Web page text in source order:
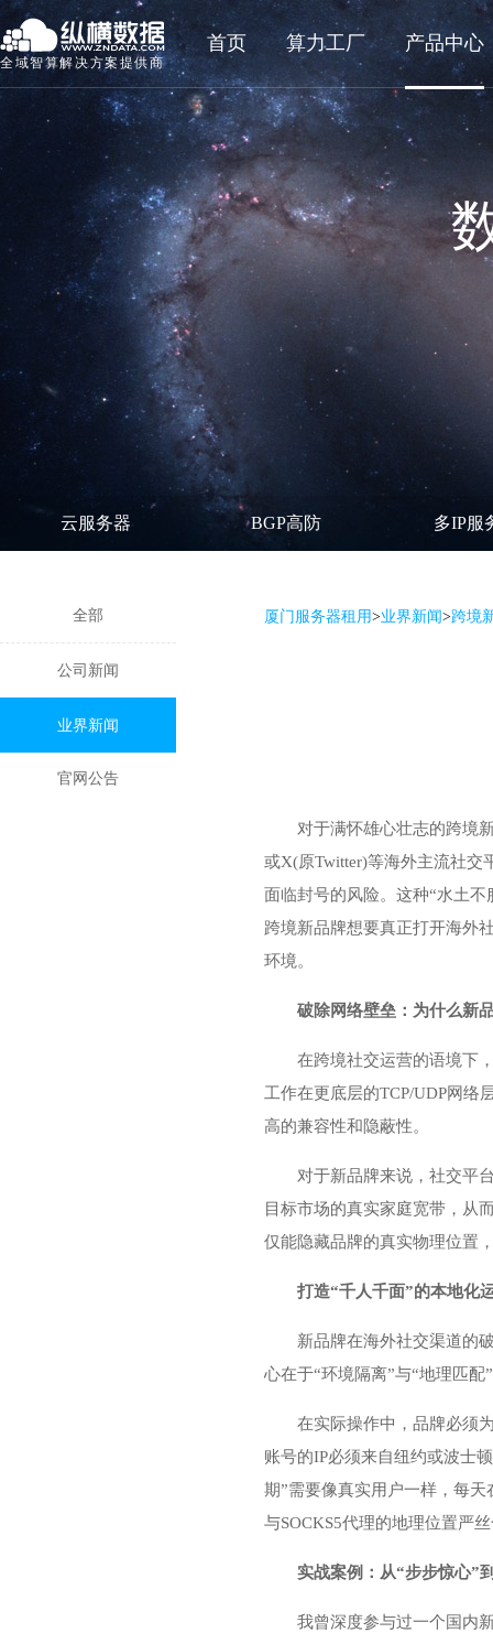
全域智算解决方案提供商
首页 算力工厂 产品中心
云服务器 BGP高防 多IP服
全部
公司新闻
业界新闻
官网公告
厦门服务器租用>业界新闻>跨境
对于满怀雄心壮志的跨境
或X(原Twitter)等海外主流社交
面临封号的风险。这种“水土
跨境新品牌想要真正打开海外
环境。
破除网络壁垒：为什么新
在跨境社交运营的语境下
工作在更底层的TCP/UDP网络
高的兼容性和隐蔽性。
对于新品牌来说，社交平
目标市场的真实家庭宽带，从
仅能隐藏品牌的真实物理位置
打造“千人千面”的本地化
新品牌在海外社交渠道的
心在于“环境隔离”与“地理匹配
在实际操作中，品牌必须
账号的IP必须来自纽约或波士
期”需要像真实用户一样，每
与SOCKS5代理的地理位置严
实战案例：从“步步惊心”
我曾深度参与过一个国内